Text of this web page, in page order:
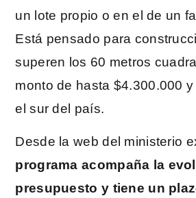
un lote propio o en el de un
Está pensado para
superen los 60 metros
monto de hasta $4.300.000
el sur del país.
Desde la web del ministerio
programa acompaña la
presupuesto y tiene un